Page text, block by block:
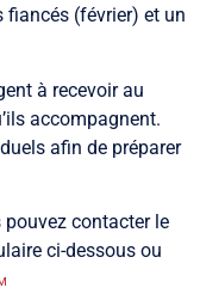
fiancés (février) et un
à recevoir au
accompagnent.
afin de préparer
pouvez contacter le
ci-dessous ou